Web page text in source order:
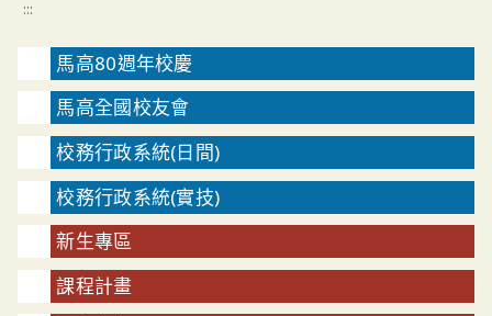
:::
馬高80週年校慶
馬高全國校友會
校務行政系統(日間)
校務行政系統(實技)
新生專區
課程計畫